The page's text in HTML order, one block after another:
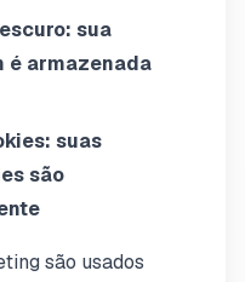
sua
é armazenada
suas
são
são usados